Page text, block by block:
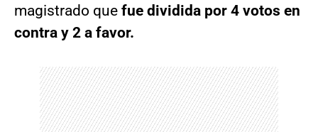
magistrado que fue dividida por 4 votos en
contra y 2 a favor.